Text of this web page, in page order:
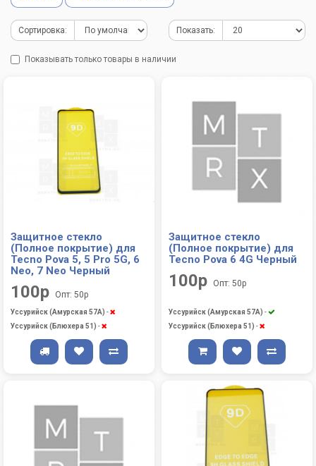
Сортировка: Показать:
Показывать только товары в наличии
Защитное стекло
(Полное покрытие) для
Tecno Pova 5, 5 Pro 5G, 6
Neo, 7 Neo Черный
100р Опт: 50р
Уссурийск (Амурская 57А) -
Уссурийск (Блюхера 51) -
Защитное стекло
(Полное покрытие) для
Tecno Pova 6 4G Черный
100р Опт: 50р
Уссурийск (Амурская 57А) -
Уссурийск (Блюхера 51) -